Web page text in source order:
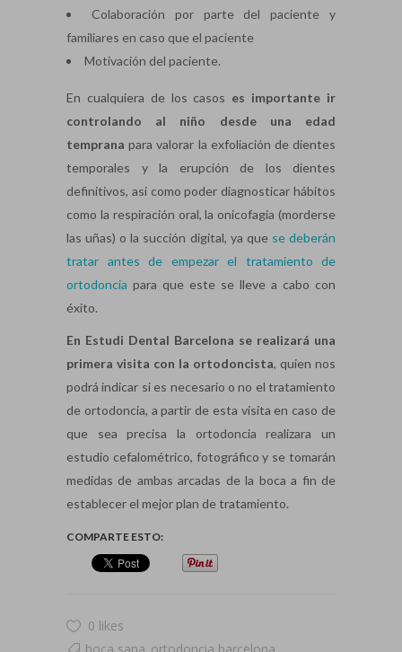
Colaboración por parte del paciente y
familiares en caso que el paciente
Motivación del paciente.
En cualquiera de los casos es importante ir
controlando al niño desde una edad
temprana para valorar la exfoliación de dientes
temporales y la erupción de los dientes
definitivos, asi como poder diagnosticar hábitos
como la respiración oral, la onicofagia (morderse
las uñas) o la succión digital, ya que se deberán
tratar antes de empezar el tratamiento de
ortodoncia para que este se lleve a cabo con
éxito.
En Estudi Dental Barcelona se realizará una
primera visita con la ortodoncista, quien nos
podrá indicar si es necesario o no el tratamiento
de ortodoncia, a partir de esta visita en caso de
que sea precisa la ortodoncia realizara un
estudio cefalométrico, fotográfico y se tomarán
medidas de ambas arcadas de la boca a fin de
establecer el mejor plan de tratamiento.
COMPARTE ESTO:
0 likes